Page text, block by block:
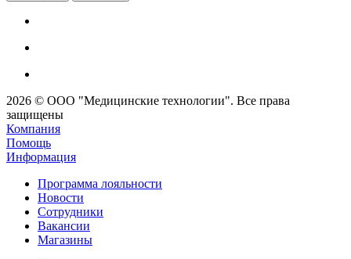
2026 © ООО "Медицинские технологии". Все права
защищены
Компания
Помощь
Информация
Программа лояльности
Новости
Сотрудники
Вакансии
Магазины